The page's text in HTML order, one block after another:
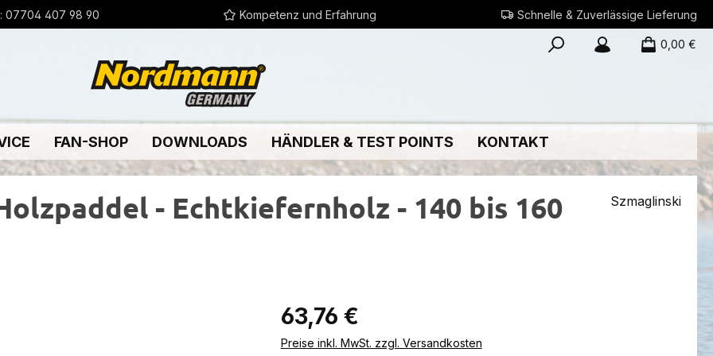
07704 407 98 90 Kompetenz und Erfahrung Schnelle & Zuverlässige Lieferung
0,00 €
FAN-SHOP DOWNLOADS HÄNDLER & TEST POINTS KONTAKT
- Echtkiefernholz - 140 bis 160
Szmaglinski
Regulärer Preis:
63,76 €
Preise inkl. MwSt. zzgl. Versandkosten